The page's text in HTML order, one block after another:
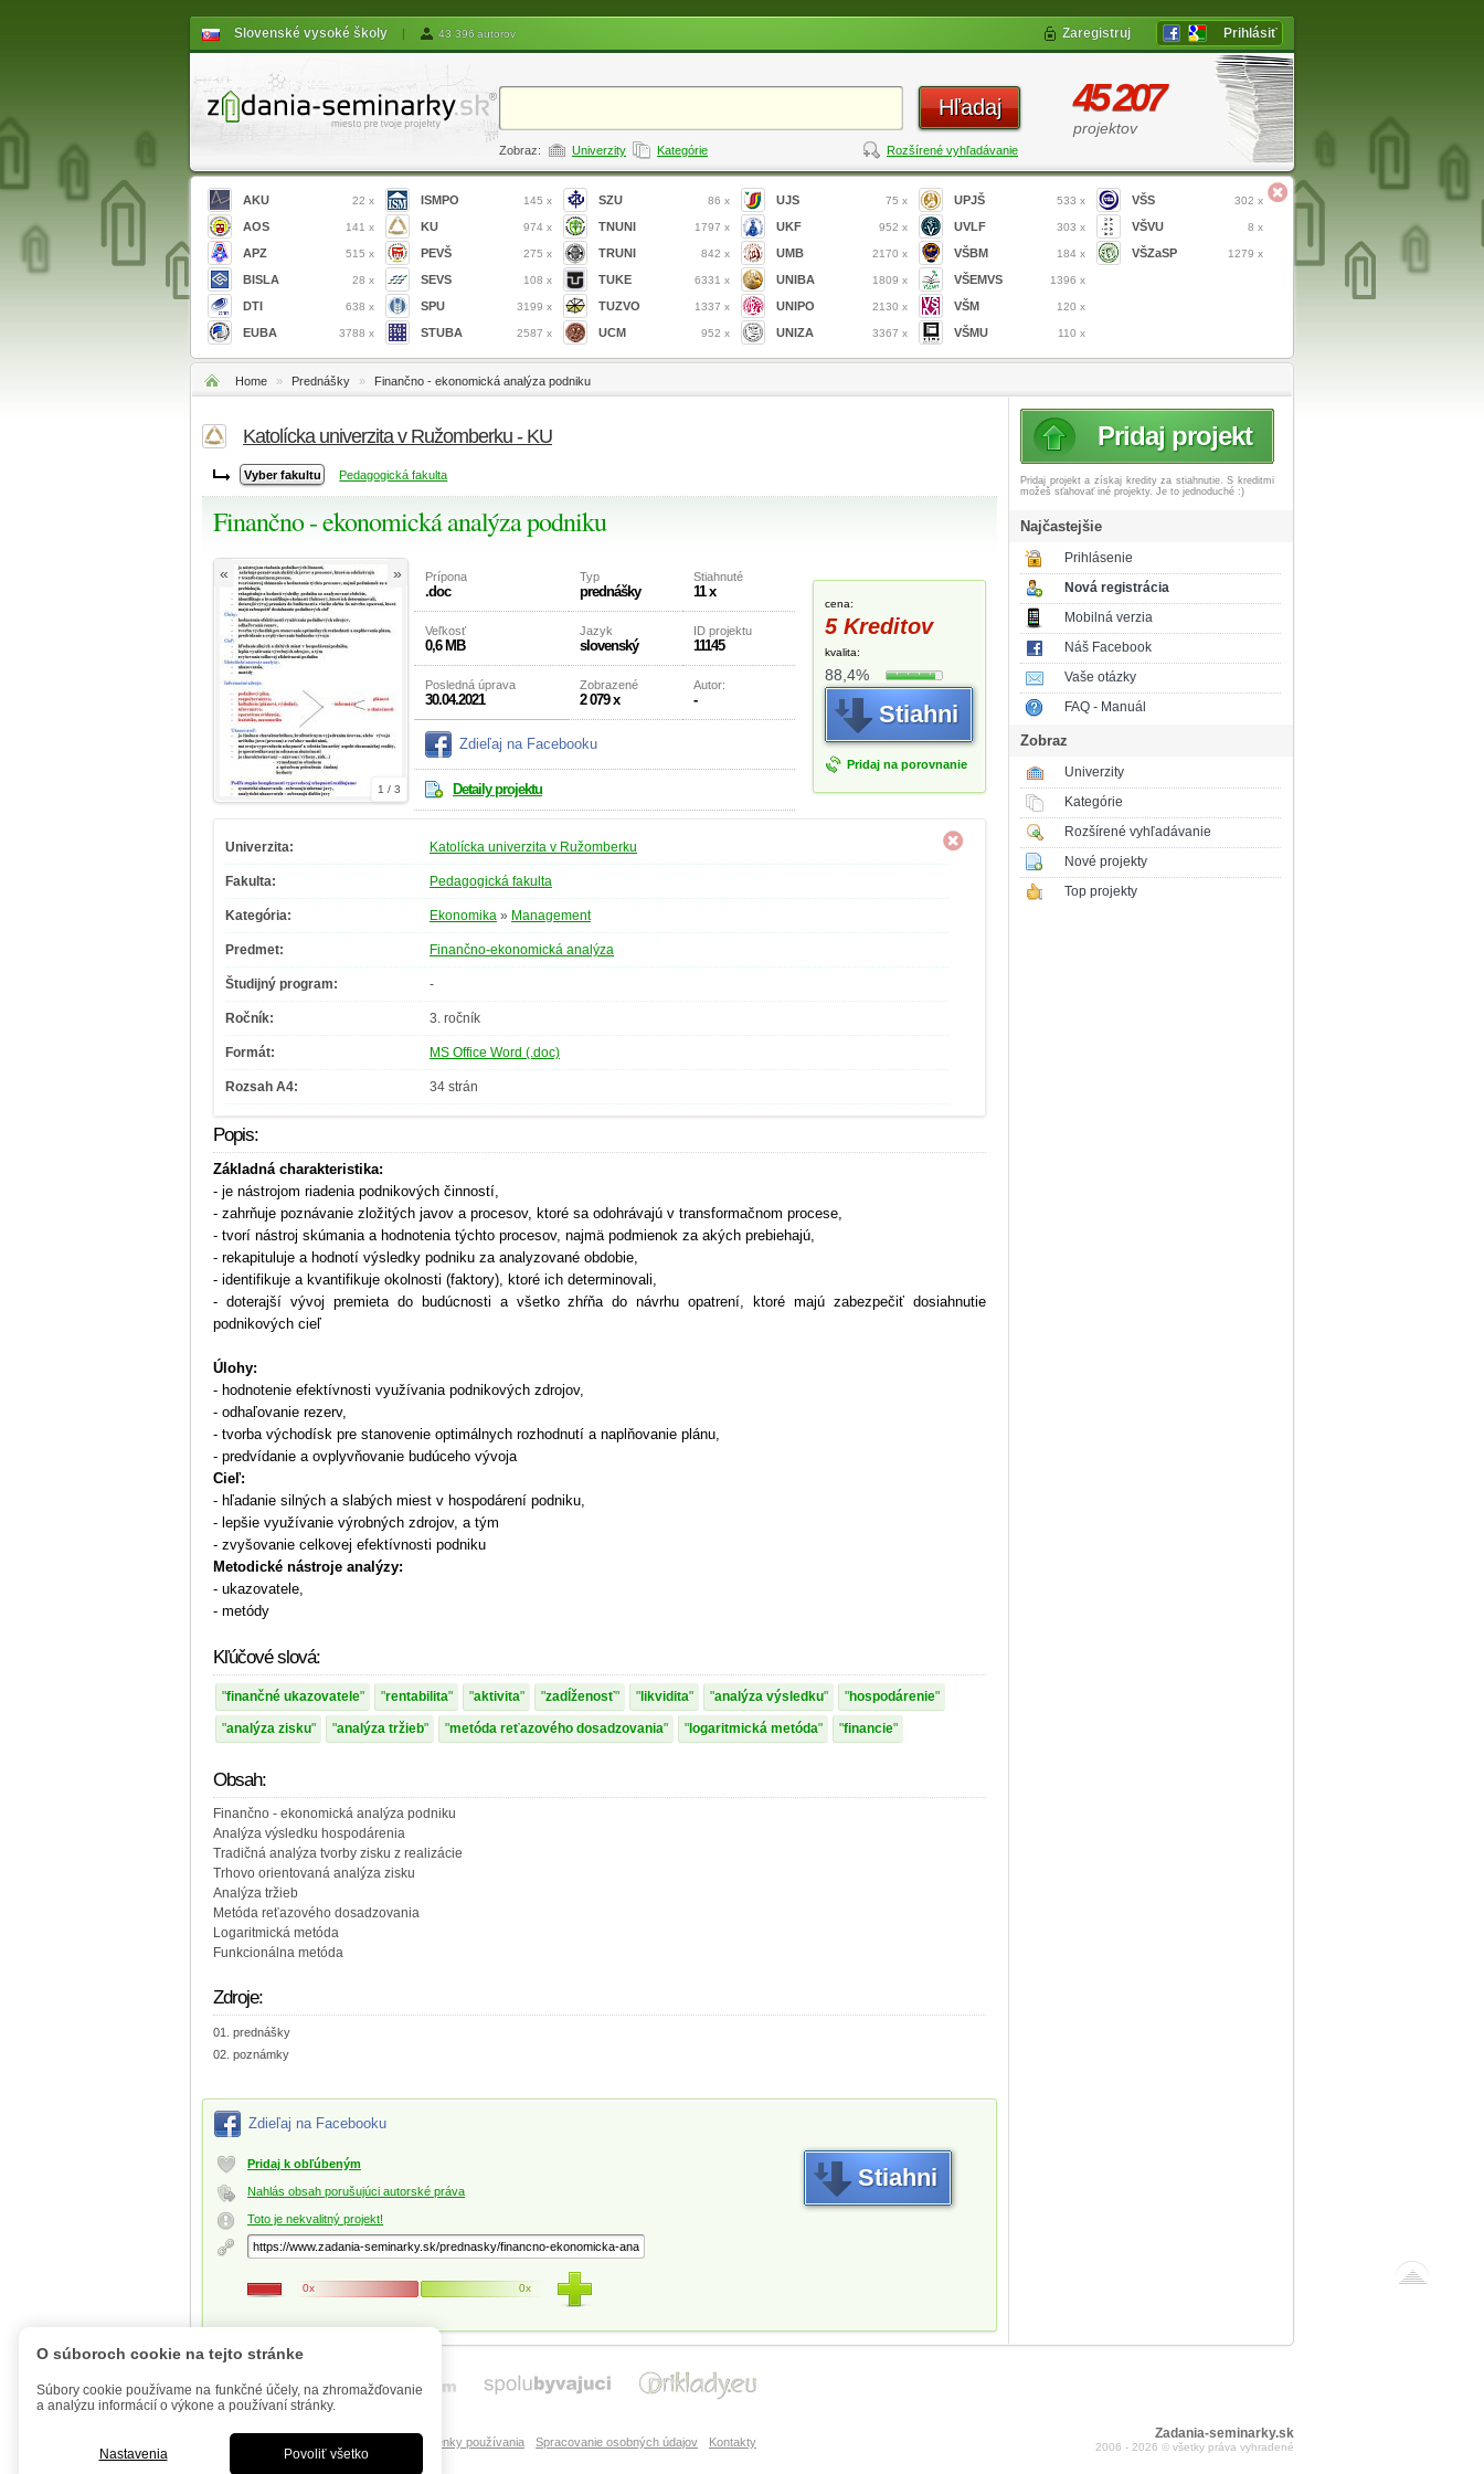
Slovenské vysoké školy | 43 396 autorov Zaregistruj Prihlásiť
Hľadaj
Zobraz: Univerzity Kategórie Rozšírené vyhľadávanie
45 207
projektov
AKU 22 x
AOS 141 x
APZ 515 x
BISLA 28 x
DTI 638 x
EUBA 3788 x
ISMPO 145 x
KU 974 x
PEVŠ 275 x
SEVS 108 x
SPU 3199 x
STUBA 2587 x
SZU 86 x
TNUNI 1797 x
TRUNI 842 x
TUKE 6331 x
TUZVO 1337 x
UCM 952 x
UJS 75 x
UKF 952 x
UMB 2170 x
UNIBA 1809 x
UNIPO 2130 x
UNIZA 3367 x
UPJŠ 533 x
UVLF 303 x
VŠBM 184 x
VŠEMVS 1396 x
VŠM 120 x
VŠMU 110 x
VŠS 302 x
VŠVU 8 x
VŠZaSP 1279 x
Home » Prednášky » Finančno - ekonomická analýza podniku
Katolícka univerzita v Ružomberku - KU
Pedagogická fakulta
Finančno - ekonomická analýza podniku
1 / 3
« » Prípona
.doc
Typ
prednášky
Stiahnuté
11 x
Veľkosť
0,6 MB
Jazyk
slovenský
ID projektu
11145
Posledná úprava
30.04.2021
Zobrazené
2 079 x
Autor:
-
Zdieľaj na Facebooku
Detaily projektu
cena:
5 Kreditov
kvalita:
88,4%
Stiahni
Pridaj na porovnanie
Univerzita: Katolícka univerzita v Ružomberku
Fakulta: Pedagogická fakulta
Kategória: Ekonomika » Management
Predmet: Finančno-ekonomická analýza
Študijný program: -
Ročník: 3. ročník
Formát: MS Office Word (.doc)
Rozsah A4: 34 strán
Popis:
Základná charakteristika:
- je nástrojom riadenia podnikových činností,
- zahrňuje poznávanie zložitých javov a procesov, ktoré sa odohrávajú v transformačnom procese,
- tvorí nástroj skúmania a hodnotenia týchto procesov, najmä podmienok za akých prebiehajú,
- rekapituluje a hodnotí výsledky podniku za analyzované obdobie,
- identifikuje a kvantifikuje okolnosti (faktory), ktoré ich determinovali,
- doterajší vývoj premieta do budúcnosti a všetko zhŕňa do návrhu opatrení, ktoré majú zabezpečiť dosiahnutie
podnikových cieľ
Úlohy:
- hodnotenie efektívnosti využívania podnikových zdrojov,
- odhaľovanie rezerv,
- tvorba východísk pre stanovenie optimálnych rozhodnutí a naplňovanie plánu,
- predvídanie a ovplyvňovanie budúceho vývoja
Cieľ:
- hľadanie silných a slabých miest v hospodárení podniku,
- lepšie využívanie výrobných zdrojov, a tým
- zvyšovanie celkovej efektívnosti podniku
Metodické nástroje analýzy:
- ukazovatele,
- metódy
Kľúčové slová:
finančné ukazovatele rentabilita aktivita zadĺženosť likvidita analýza výsledku hospodárenie
analýza zisku analýza tržieb metóda reťazového dosadzovania logaritmická metóda financie
Obsah:
Finančno - ekonomická analýza podniku
Analýza výsledku hospodárenia
Tradičná analýza tvorby zisku z realizácie
Trhovo orientovaná analýza zisku
Analýza tržieb
Metóda reťazového dosadzovania
Logaritmická metóda
Funkcionálna metóda
Zdroje:
prednášky
poznámky
Zdieľaj na Facebooku
Pridaj k obľúbeným
Nahlás obsah porušujúci autorské práva
Toto je nekvalitný projekt!
0x 0x
Stiahni
Pridaj projekt
Pridaj projekt a získaj kredity za stiahnutie. S kreditmi
možeš sťahovať iné projekty. Je to jednoduché :)
Najčastejšie
Prihlásenie
Nová registrácia
Mobilná verzia
Náš Facebook
Vaše otázky
FAQ - Manuál
Zobraz
Univerzity
Kategórie
Rozšírené vyhľadávanie
Nové projekty
Top projekty
Podmienky používania Spracovanie osobných údajov Kontakty
Zadania-seminarky.sk
2006 - 2026 © všetky práva vyhradené
O súboroch cookie na tejto stránke
Súbory cookie používame na funkčné účely, na zhromažďovanie
a analýzu informácií o výkone a používaní stránky.
Nastavenia Povoliť všetko